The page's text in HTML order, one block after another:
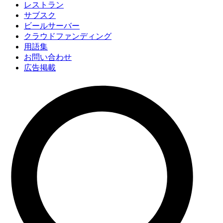
レストラン
サブスク
ビールサーバー
クラウドファンディング
用語集
お問い合わせ
広告掲載